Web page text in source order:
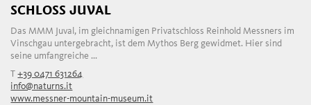
SCHLOSS JUVAL
Das MMM Juval, im gleichnamigen Privatschloss Reinhold Messners im
Vinschgau untergebracht, ist dem Mythos Berg gewidmet. Hier sind
seine umfangreiche ...
T+39 0471 631264
info@naturns.it
www.messner-mountain-museum.it